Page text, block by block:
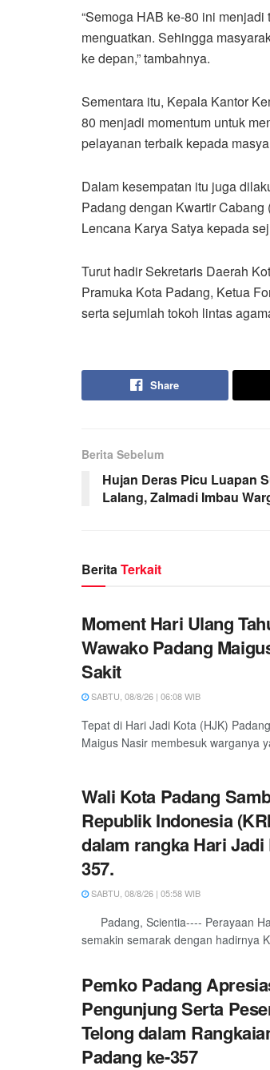
“Semoga HAB ke-80 ini
menguatkan. Sehingga
ke depan,” tambahnya.
Sementara itu, Kepala Kantor
80 menjadi momentum untuk
pelayanan terbaik kepada
Dalam kesempatan itu juga
Padang dengan Kwartir
Lencana Karya Satya kepada
Turut hadir Sekretaris Daerah
Pramuka Kota Padang, Ketua
serta sejumlah tokoh lintas
Share
Berita Sebelum
Hujan Deras Picu Luapan
Lalang, Zalmadi Imbau
BeritaTerkait
Moment Hari Ulang
Wawako Padang
Sakit
SABTU, 08/8/26 | 06:08 WIB
Tepat di Hari Jadi Kota (HJK)
Maigus Nasir membesuk warganya
Wali Kota Padang
Republik Indonesia
dalam rangka Hari
357.
SABTU, 08/8/26 | 05:58 WIB
Padang, Scientia---- Perayaan
semakin semarak dengan hadirnya
Pemko Padang
Pengunjung Serta
Telong dalam
Padang ke-357